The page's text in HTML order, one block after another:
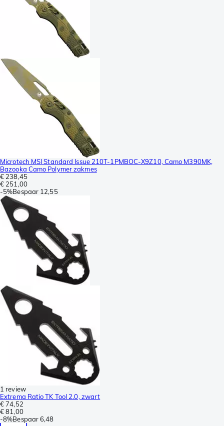
Microtech MSI Standard Issue 210T-1PMBOC-X9Z10, Camo M390MK,
Bazooka Camo Polymer zakmes
€ 238,45
€ 251,00
-5%Bespaar 12,55
1 review
Extrema Ratio TK Tool 2.0, zwart
€ 74,52
€ 81,00
-8%Bespaar6,48